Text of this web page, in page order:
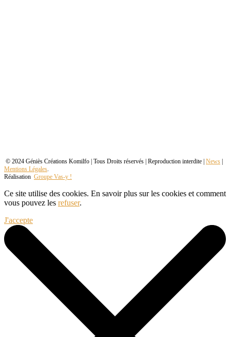
© 2024 Géniès Créations Komilfo | Tous Droits réservés | Reproduction interdite | News |
Mentions Légales.
Réalisation Groupe Vas-y !
Ce site utilise des cookies. En savoir plus sur les cookies et comment
vous pouvez les refuser.
J'accepte